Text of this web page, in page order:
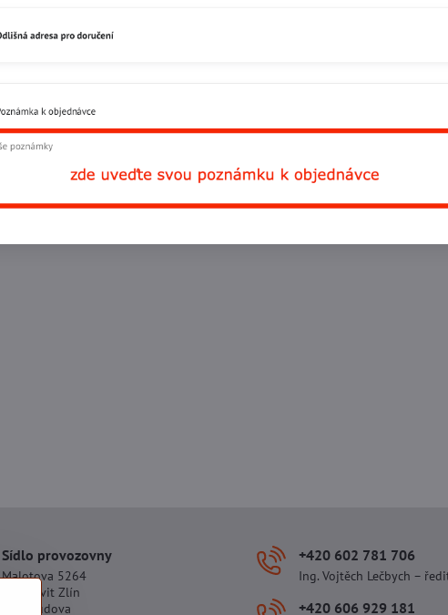
Sídlo provozovny
Malotova 5264
Areál Svit Zlín
113. budova
+420 602 781 706
Ing. Vojtěch Lečbych –
+420 606 929 181